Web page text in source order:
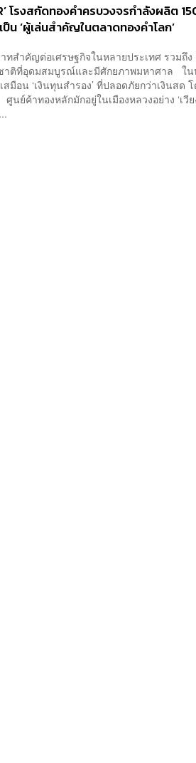
โรงสกัดทองคำครบวงจรกำลังผลิต
ป็น ‘ผู้เล่นสำคัญในตลาดทองคำโลก’
าทสำคัญต่อเศรษฐกิจในหลายประเทศ รวมถึ
าติที่อุดมสมบูรณ์และมีศักยภาพมหาศาล ใน
สมือน ‘เงินทุนสำรอง’ ที่ปลอดภัยกว่าเงินสด
ย์ค้าทองหลักมักอยู่ในเมืองหลวงอย่าง ‘เวีย